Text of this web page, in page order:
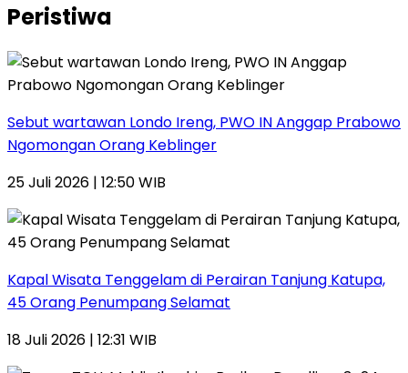
Peristiwa
Sebut wartawan Londo Ireng, PWO IN Anggap Prabowo
Ngomongan Orang Keblinger
25 Juli 2026 | 12:50 WIB
Kapal Wisata Tenggelam di Perairan Tanjung Katupa,
45 Orang Penumpang Selamat
18 Juli 2026 | 12:31 WIB